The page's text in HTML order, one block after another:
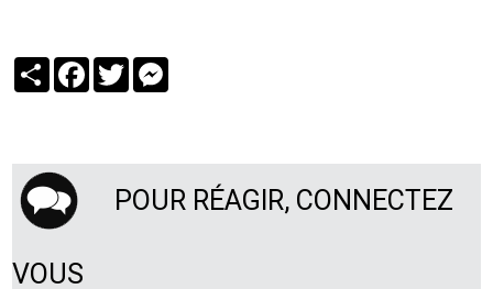
PartagerFacebook
Twitter
POUR RÉAGIR, CONNECTEZ
VOUS